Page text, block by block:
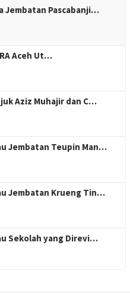
Jembatan Pascabanji…
Aceh Ut…
Aziz Muhajir dan C…
Jembatan Teupin Man…
Jembatan Krueng Tin…
Sekolah yang Direvi…